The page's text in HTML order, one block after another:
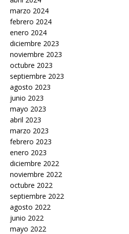
marzo 2024
febrero 2024
enero 2024
diciembre 2023
noviembre 2023
octubre 2023
septiembre 2023
agosto 2023
junio 2023
mayo 2023
abril 2023
marzo 2023
febrero 2023
enero 2023
diciembre 2022
noviembre 2022
octubre 2022
septiembre 2022
agosto 2022
junio 2022
mayo 2022